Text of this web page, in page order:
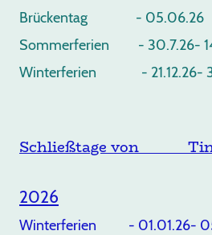
Brückentag - 05.06.26
Sommerferien - 30.7.26-
Winterferien - 21.12.26-
Schließtage von
2026
Winterferien - 01.01.26-